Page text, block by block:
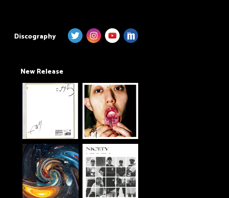
Discography
New Release